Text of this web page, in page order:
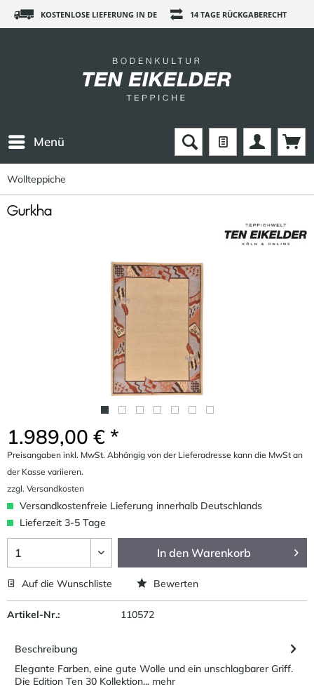
KOSTENLOSE LIEFERUNG IN DE 14 TAGE RÜCKGABERECHT
Menü
Wollteppiche
Gurkha
1.989,00 € *
Preisangaben inkl. MwSt. Abhängig von der Lieferadresse kann die MwSt an
der Kasse variieren.
zzgl. Versandkosten
Versandkostenfreie Lieferung innerhalb Deutschlands
Lieferzeit 3-5 Tage
In den Warenkorb
Auf die Wunschliste Bewerten
Artikel-Nr.: 110572
Beschreibung
Elegante Farben, eine gute Wolle und ein unschlagbarer Griff.
Die Edition Ten 30 Kollektion... mehr